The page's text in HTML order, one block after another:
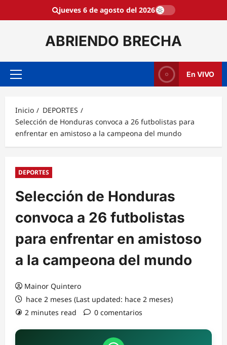
jueves 6 de agosto del 2026
ABRIENDO BRECHA
Menú
En VIVO
Inicio
DEPORTES
Selección de Honduras convoca a 26 futbolistas para
enfrentar en amistoso a la campeona del mundo
DEPORTES
Selección de Honduras
convoca a 26 futbolistas
para enfrentar en amistoso
a la campeona del mundo
Mainor Quintero
hace 2 meses (Last updated: hace 2 meses)
2 minutes read
0 comentarios